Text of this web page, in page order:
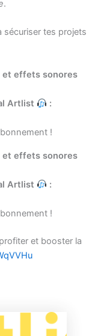
.
sécuriser tes projets
et effets sonores
Artlist
:
!
et effets sonores
Artlist
:
!
et booster la